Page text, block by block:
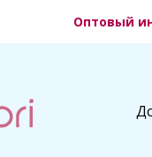
Оптовый